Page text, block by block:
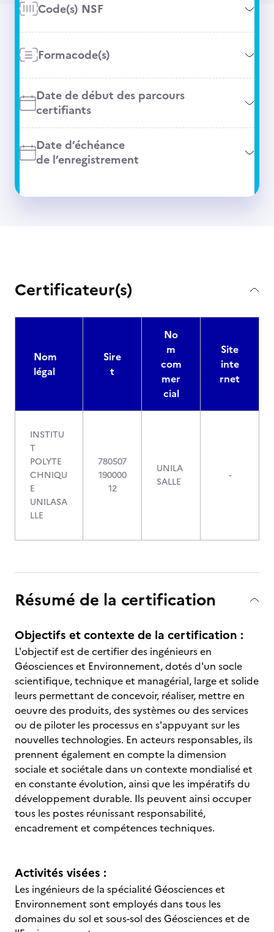
Code(s) NSF
Formacode(s)
Date de début des parcours
certifiants
Date d’échéance
de l’enregistrement
Certificateur(s)
Nom
légal
Sire
t
No
m
com
mer
cial
Site
inte
rnet
INSTITU
T
POLYTE
CHNIQU
E
UNILASA
LLE
780507
190000
12
UNILA
SALLE
-
Résumé de la certification
Objectifs et contexte de la certification :
L'objectif est de certifier des ingénieurs en
Géosciences et Environnement, dotés d'un socle
scientifique, technique et managérial, large et solide
leurs permettant de concevoir, réaliser, mettre en
oeuvre des produits, des systèmes ou des services
ou de piloter les processus en s'appuyant sur les
nouvelles technologies. En acteurs responsables, ils
prennent également en compte la dimension
sociale et sociétale dans un contexte mondialisé et
en constante évolution, ainsi que les impératifs du
développement durable. Ils peuvent ainsi occuper
tous les postes réunissant responsabilité,
encadrement et compétences techniques.
Activités visées :
Les ingénieurs de la spécialité Géosciences et
Environnement sont employés dans tous les
domaines du sol et sous-sol des Géosciences et de